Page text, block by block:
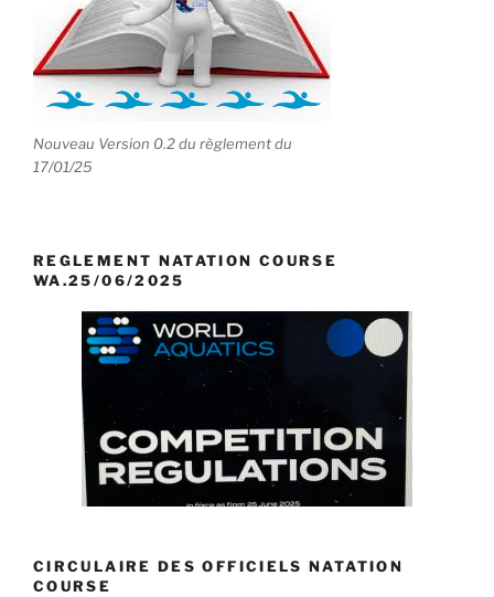
Nouveau Version 0.2 du règlement du
17/01/25
REGLEMENT NATATION COURSE
WA.25/06/2025
CIRCULAIRE DES OFFICIELS NATATION
COURSE